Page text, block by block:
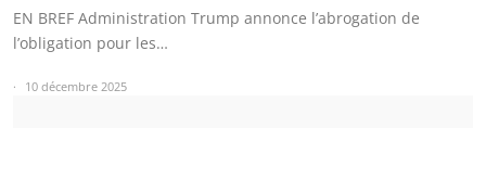
EN BREF Administration Trump annonce l’abrogation de
l’obligation pour les…
10 décembre 2025